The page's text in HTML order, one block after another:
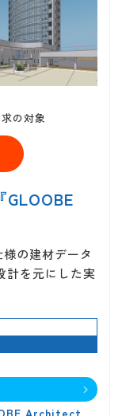
の対象
の建材データ
計を元にした実